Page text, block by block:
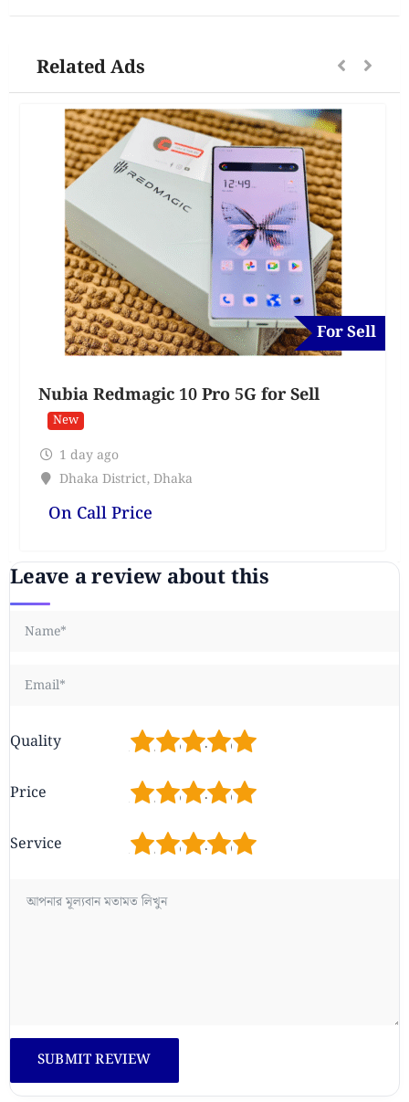
Related Ads
For Sell
Nubia Redmagic 10 Pro 5G for Sell
New
1 day ago
Dhaka District, Dhaka
On Call Price
Leave a review about this
Quality 5
4
3
2
Price 5
4
3
2
Service 5
4
3
2